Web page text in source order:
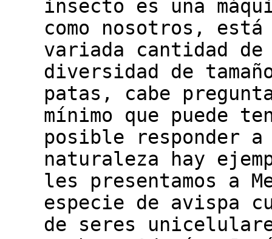
insecto es una
como nosotros,
variada cantidad
diversidad de
patas, cabe
mínimo que puede
posible responder
naturaleza hay
les presentamos a
especie de avispa
de seres